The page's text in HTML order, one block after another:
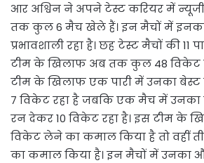
आर अश्विन ने अपने टेस्ट करियर में
तक कुल 6 मैच खेले हैं। इन मैचों में इनका
प्रभावशाली रहा है। छह टेस्ट मैचों की 11
टीम के खिलाफ अब तक कुल 48 विकेट
टीम के खिलाफ एक पारी में उनका बेस्ट
7 विकेट रहा है जबकि एक मैच में उनका
रन देकर 10 विकेट रहा है। इस टीम के
विकेट लेने का कमाल किया है तो वहीं
का कमाल किया है। इन मैचों में उनका